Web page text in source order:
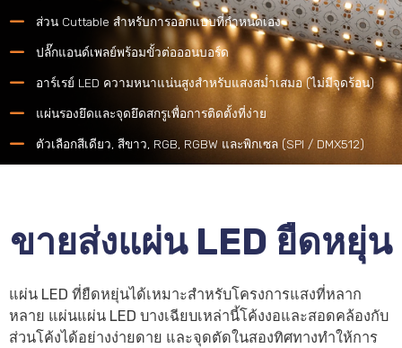
ส่วน Cuttable สำหรับการออกแบบที่กำหนดเอง
ปลั๊กแอนด์เพลย์พร้อมขั้วต่อออนบอร์ด
อาร์เรย์ LED ความหนาแน่นสูงสำหรับแสงสม่ำเสมอ (ไม่มีจุดร้อน)
แผ่นรองยึดและจุดยึดสกรูเพื่อการติดตั้งที่ง่าย
ตัวเลือกสีเดียว, สีขาว, RGB, RGBW และพิกเซล (SPI / DMX512)
ขายส่งแผ่น LED ยืดหยุ่น
แผ่น LED ที่ยืดหยุ่นได้เหมาะสำหรับโครงการแสงที่หลาก
หลาย แผ่นแผ่น LED บางเฉียบเหล่านี้โค้งงอและสอดคล้องกับ
ส่วนโค้งได้อย่างง่ายดาย และจุดตัดในสองทิศทางทำให้การ